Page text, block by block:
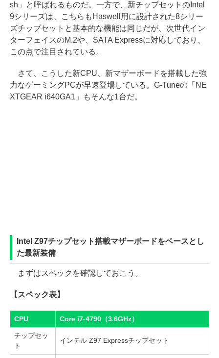
sh」と呼ばれるものだ。一方で、新チップセットのIntel
9シリーズは、こちらもHaswell用に設計された8シリー
ズチップセットと基本的な機能は同じだが、次世代イン
ターフェイスのM.2や、SATA Expressに対応しており、
この点で注目されている。
さて、こうした新CPU、新マザーボードを搭載した強
力なゲーミングPCが早速登場している。G-Tuneの「NE
XTGEAR i640GA1」もそんな1台だ。
Intel Z97チップセット搭載マザーボードをベースとし
た最新装備
まずはスペックを確認しておこう。
【スペック表】
CPU Core i7-4790（3.6GHz）
チップセッ
ト
インテル Z97 Expressチップセット